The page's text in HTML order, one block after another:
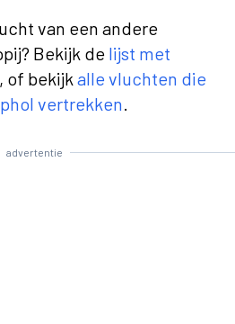
van een andere
Bekijk de lijst met
, of bekijk alle vluchten die
vertrekken.
advertentie